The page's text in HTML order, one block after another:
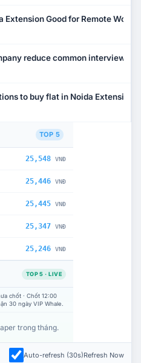
Extension Good for Remote Work?
reduce common interview
to buy flat in Noida Extension?
TOP 5
25,548 VNĐ
25,446 VNĐ
25,445 VNĐ
25,347 VNĐ
25,246 VNĐ
TOP 5 · LIVE
chốt · Chốt 12:00
30 ngày VIP Whale.
trong tháng.
Auto-refresh (30s)Refresh Now